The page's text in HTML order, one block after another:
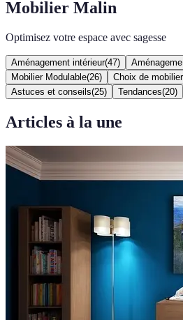
Mobilier Malin
Optimisez votre espace avec sagesse
Aménagement intérieur(47)
Mobilier Modulable(26) Choix de mobilier
Astuces et conseils(25) Tendances(20)
Articles à la une